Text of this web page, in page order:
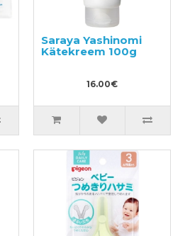
Saraya Yashinomi
Kätekreem 100g
16.00€